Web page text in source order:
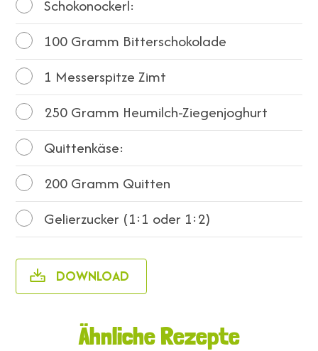
Schokonockerl:
100 Gramm Bitterschokolade
1 Messerspitze Zimt
250 Gramm Heumilch-Ziegenjoghurt
Quittenkäse:
200 Gramm Quitten
Gelierzucker (1:1 oder 1:2)
DOWNLOAD
Ähnliche Rezepte